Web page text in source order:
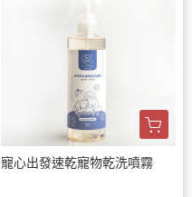
寵心出發速乾寵物乾洗噴霧